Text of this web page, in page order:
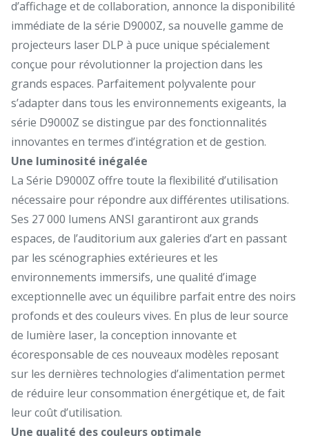
d’affichage et de collaboration, annonce la disponibilité
immédiate de la série D9000Z, sa nouvelle gamme de
projecteurs laser DLP à puce unique spécialement
conçue pour révolutionner la projection dans les
grands espaces. Parfaitement polyvalente pour
s’adapter dans tous les environnements exigeants, la
série D9000Z se distingue par des fonctionnalités
innovantes en termes d’intégration et de gestion.
Une luminosité inégalée
La Série D9000Z offre toute la flexibilité d’utilisation
nécessaire pour répondre aux différentes utilisations.
Ses 27 000 lumens ANSI garantiront aux grands
espaces, de l’auditorium aux galeries d’art en passant
par les scénographies extérieures et les
environnements immersifs, une qualité d’image
exceptionnelle avec un équilibre parfait entre des noirs
profonds et des couleurs vives. En plus de leur source
de lumière laser, la conception innovante et
écoresponsable de ces nouveaux modèles reposant
sur les dernières technologies d’alimentation permet
de réduire leur consommation énergétique et, de fait
leur coût d’utilisation.
Une qualité des couleurs optimale